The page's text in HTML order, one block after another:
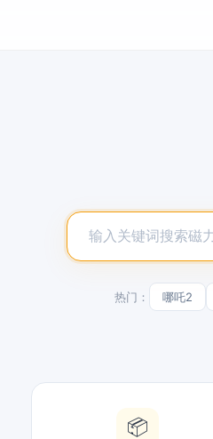
热门： 哪吒2
📦